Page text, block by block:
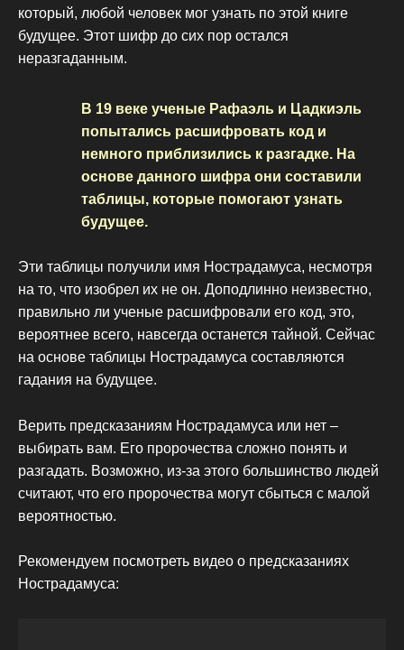
который, любой человек мог узнать по этой книге
будущее. Этот шифр до сих пор остался
неразгаданным.
В 19 веке ученые Рафаэль и Цадкиэль
попытались расшифровать код и
немного приблизились к разгадке. На
основе данного шифра они составили
таблицы, которые помогают узнать
будущее.
Эти таблицы получили имя Нострадамуса, несмотря
на то, что изобрел их не он. Доподлинно неизвестно,
правильно ли ученые расшифровали его код, это,
вероятнее всего, навсегда останется тайной. Сейчас
на основе таблицы Нострадамуса составляются
гадания на будущее.
Верить предсказаниям Нострадамуса или нет –
выбирать вам. Его пророчества сложно понять и
разгадать. Возможно, из-за этого большинство людей
считают, что его пророчества могут сбыться с малой
вероятностью.
Рекомендуем посмотреть видео о предсказаниях
Нострадамуса: